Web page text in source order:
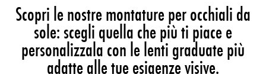
Scopri le nostre montature per occhiali da
sole: scegli quella che più ti piace e
personalizzala con le lenti graduate più
adatte alle tue esigenze visive.